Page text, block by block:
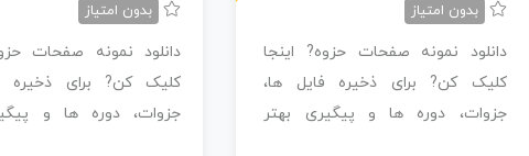
بدون امتیاز
دانلود نمونه صفحات حزوه? اینجا
کلیک کن? برای ذخیره فایل ها،
جزوات، دوره ها و پیگیری بهتر
بدون امتیاز
دانلود نمونه صفحات
کلیک کن? برای ذخیره
جزوات، دوره ها و